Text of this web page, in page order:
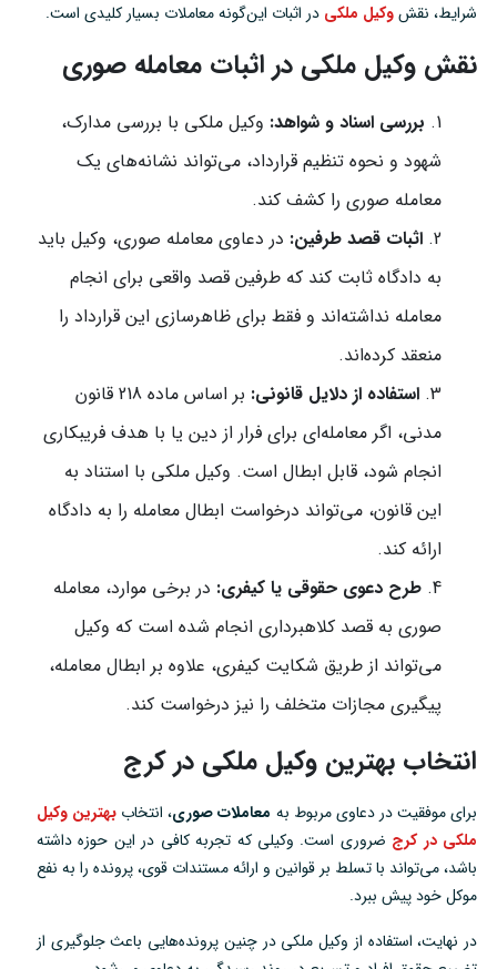
شرایط، نقشوکیل ملکی در اثبات این‌گونه معاملات بسیار کلیدی است.
نقش وکیل ملکی در اثبات معامله صوری
بررسی اسناد و شواهد: وکیل ملکی با بررسی مدارک،
شهود و نحوه تنظیم قرارداد، می‌تواند نشانه‌های یک
معامله صوری را کشف کند.
اثبات قصد طرفین: در دعاوی معامله صوری، وکیل باید
به دادگاه ثابت کند که طرفین قصد واقعی برای انجام
معامله نداشته‌اند و فقط برای ظاهرسازی این قرارداد را
منعقد کرده‌اند.
استفاده از دلایل قانونی:
بر اساس ماده 218 قانون
مدنی، اگر معامله‌ای برای فرار از دین یا با هدف فریبکاری
انجام شود، قابل ابطال است. وکیل ملکی با استناد به
این قانون، می‌تواند درخواست ابطال معامله را به دادگاه
ارائه کند.
طرح دعوی حقوقی یا کیفری: در برخی موارد، معامله
صوری به قصد کلاهبرداری انجام شده است که وکیل
می‌تواند از طریق شکایت کیفری، علاوه بر ابطال معامله،
پیگیری مجازات متخلف را نیز درخواست کند.
انتخاب بهترین وکیل ملکی در کرج
برای موفقیت در دعاوی مربوط به معاملات صوری، انتخاب بهترین وکیل
ملکی در کرج ضروری است. وکیلی که تجربه کافی در این حوزه داشته
باشد، می‌تواند با تسلط بر قوانین و ارائه مستندات قوی، پرونده را به نفع
موکل خود پیش ببرد.
در نهایت، استفاده از وکیل ملکی در چنین پرونده‌هایی باعث جلوگیری از